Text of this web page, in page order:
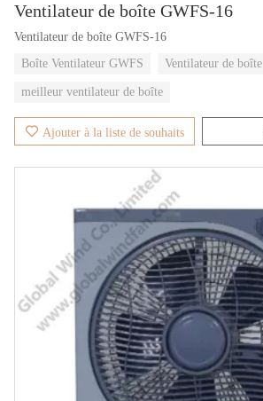
Ventilateur de boîte GWFS-16
Ventilateur de boîte GWFS-16
Boîte Ventilateur GWFS
Ventilateur de boîte
meilleur ventilateur de boîte
Ajouter à la liste de souhaits